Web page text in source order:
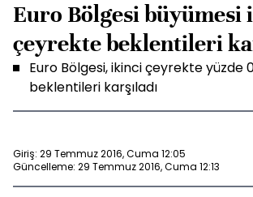
Euro Bölgesi büyümesi
çeyrekte beklentileri
Euro Bölgesi, ikinci çeyrekte yüzde
beklentileri karşıladı
Giriş: 29 Temmuz 2016, Cuma 12:05
Güncelleme: 29 Temmuz 2016, Cuma 12:13